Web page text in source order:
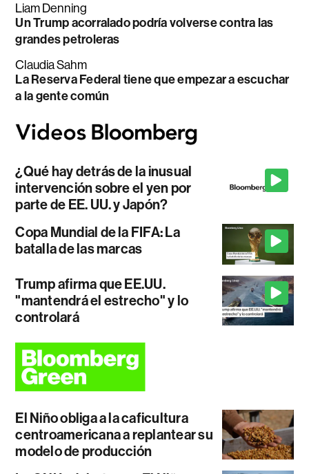
Liam Denning
Un Trump acorralado podría volverse contra las
grandes petroleras
Claudia Sahm
La Reserva Federal tiene que empezar a escuchar
a la gente común
¿Qué hay detrás de la inusual
intervención sobre el yen por
parte de EE. UU. y Japón?
Copa Mundial de la FIFA: La
batalla de las marcas
Trump afirma que EE.UU.
"mantendrá el estrecho" y lo
controlará
El Niño obliga a la caficultura
centroamericana a replantear su
modelo de producción